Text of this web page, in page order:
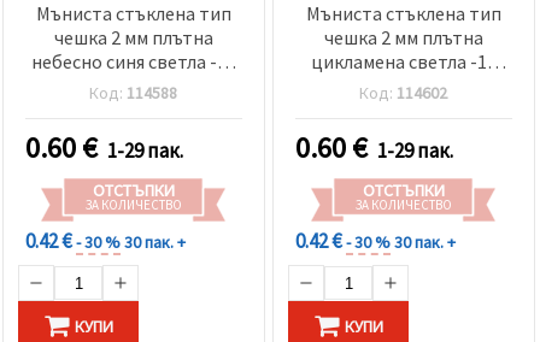
Мъниста стъклена тип
чешка 2 мм плътна
небесно синя светла -15
грама ~2050 броя
Код: 114588
0.60€ 1-29 пак.
ОТСТЪПКИ
ЗА КОЛИЧЕСТВО
0.42 €- 30 %30 пак. +
КУПИ
Мъниста стъклена тип
чешка 2 мм плътна
цикламена светла -15
грама ~2050 броя
Код: 114602
0.60€ 1-29 пак.
ОТСТЪПКИ
ЗА КОЛИЧЕСТВО
0.42 €- 30 %30 пак. +
КУПИ